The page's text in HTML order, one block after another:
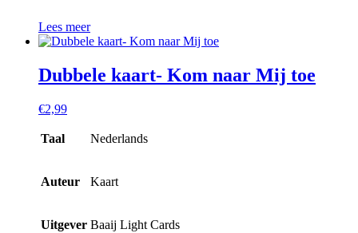
Lees meer
Dubbele kaart- Kom naar Mij toe
€2,99
Taal Nederlands
Auteur Kaart
Uitgever Baaij Light Cards